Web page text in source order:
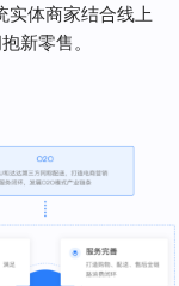
实体商家结合线上
新零售。